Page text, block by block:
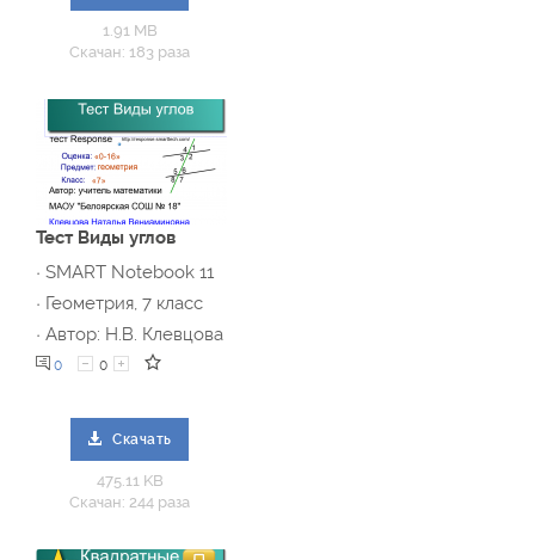
1.91 MB
Скачан: 183 раза
Тест Виды углов
· SMART Notebook 11
· Геометрия, 7 класс
· Автор: Н.В. Клевцова
0 0
Скачать
475.11 KB
Скачан: 244 раза